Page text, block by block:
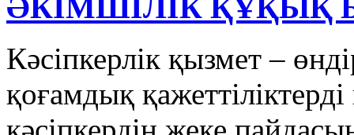
ӘКІМШІЛІК ҚҰҚЫҚ
Кәсіпкерлік қызмет –
қоғамдық